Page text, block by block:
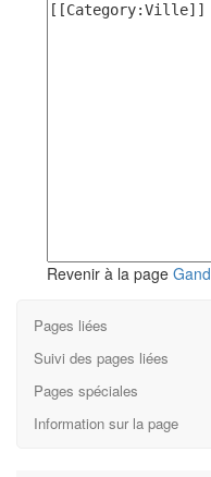
Revenir à la page Gand
Pages liées
Suivi des pages liées
Pages spéciales
Information sur la page